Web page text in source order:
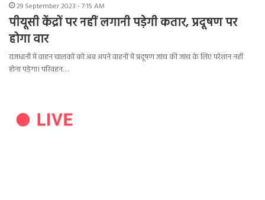
29 September 2023 - 7:15 AM
पीयूसी केंद्रों पर नहीं लगानी पड़ेगी कतार, प्रदूषण पर
होगा वार
राजधानी में वाहन चालकों को अब अपने वाहनों में प्रदूषण जांच की जांच के लिए परेशान नहीं
होना पड़ेगा। परिवहन…